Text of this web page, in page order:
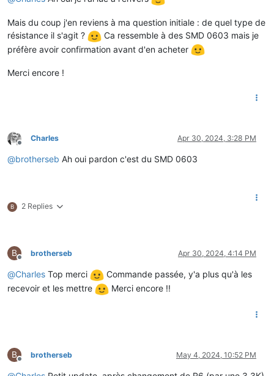
Mais du coup j'en reviens à ma question initiale : de quel type de
résistance il s'agit ?
Ca ressemble à des SMD 0603 mais je
préfère avoir confirmation avant d'en acheter
Merci encore !
Offline
Charles Apr 30, 2024, 3:28 PM
@brotherseb Ah oui pardon c'est du SMD 0603
B 2 Replies
B
Offline
brotherseb Apr 30, 2024, 4:14 PM
@Charles Top merci
Commande passée, y'a plus qu'à les
recevoir et les mettre
Merci encore !!
B
Offline
brotherseb May 4, 2024, 10:52 PM